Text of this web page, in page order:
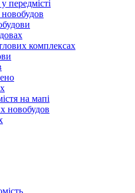
передмісті
комплексах
на мапі
новобудов